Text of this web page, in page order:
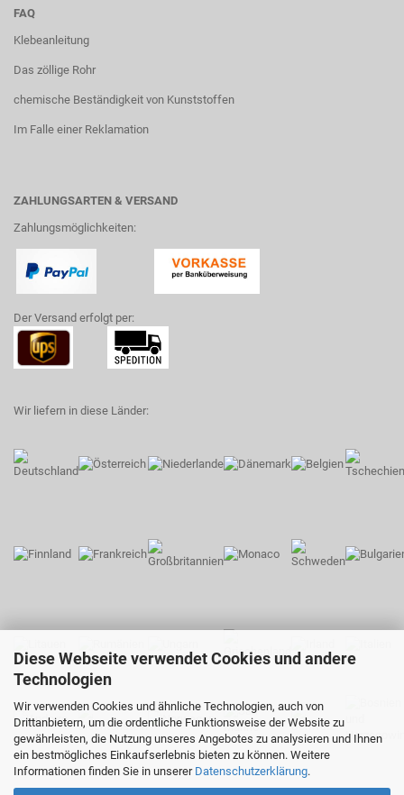
Diese Webseite verwendet Cookies und andere
Technologien
Wir verwenden Cookies und ähnliche Technologien, auch von
Drittanbietern, um die ordentliche Funktionsweise der Website zu
gewährleisten, die Nutzung unseres Angebotes zu analysieren und Ihnen
ein bestmögliches Einkaufserlebnis bieten zu können. Weitere
Informationen finden Sie in unserer Datenschutzerklärung.
FAQ
Klebeanleitung
Das zöllige Rohr
chemische Beständigkeit von Kunststoffen
Im Falle einer Reklamation
ZAHLUNGSARTEN & VERSAND
Zahlungsmöglichkeiten:
Der Versand erfolgt per:
Wir liefern in diese Länder: